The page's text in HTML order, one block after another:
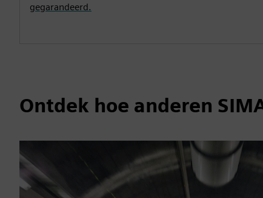
gegarandeerd.
Ontdek hoe anderen